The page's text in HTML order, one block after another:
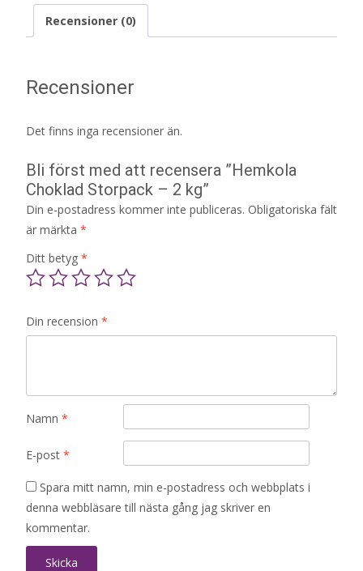
Recensioner (0)
Recensioner
Det finns inga recensioner än.
Bli först med att recensera ”Hemkola
Choklad Storpack – 2 kg”
Din e-postadress kommer inte publiceras. Obligatoriska fält
är märkta *
Ditt betyg *
Din recension *
Namn *
E-post *
Spara mitt namn, min e-postadress och webbplats i
denna webbläsare till nästa gång jag skriver en
kommentar.